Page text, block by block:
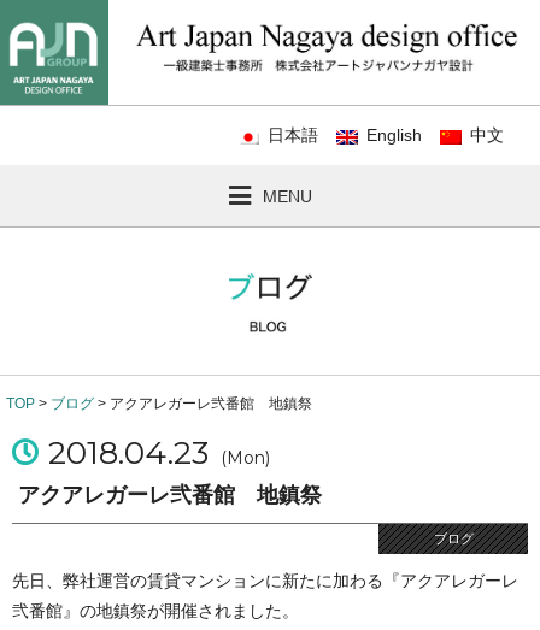
日本語 English 中文
MENU
TOP > ブログ > アクアレガーレ弐番館 地鎮祭
2018.04.23 (Mon)
アクアレガーレ弐番館 地鎮祭
ブログ
先日、弊社運営の賃貸マンションに新たに加わる『アクアレガーレ
弐番館』の地鎮祭が開催されました。